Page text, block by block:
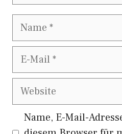
Name
E-
Website
Name, E-Mail-